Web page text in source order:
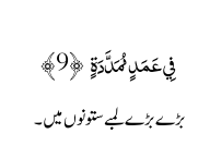
فِي عَمَدٍ مُمَدَّدَةٍ ﴿9﴾
بڑے بڑے لمبے ستونوں میں۔